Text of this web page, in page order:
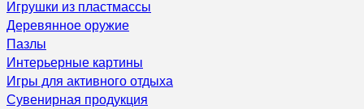
Игрушки из пластмассы
Деревянное оружие
Пазлы
Интерьерные картины
Игры для активного отдыха
Сувенирная продукция